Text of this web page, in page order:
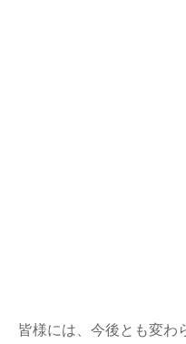
皆様には、今後とも変わ